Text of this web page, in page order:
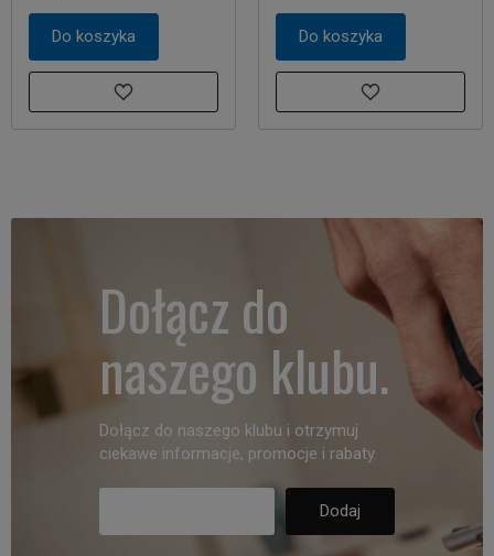
Do koszyka Do koszyka
Dołącz do
naszego klubu.
Dołącz do naszego klubu i otrzymuj
ciekawe informacje, promocje i rabaty.